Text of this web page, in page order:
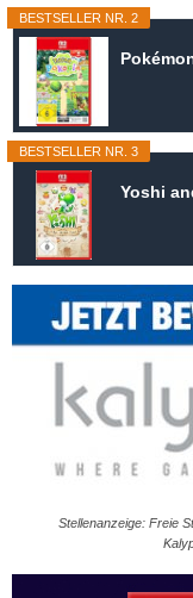
BESTSELLER NR. 2
BESTSELLER NR. 3
Yoshi
Stellenanzeige: Freie